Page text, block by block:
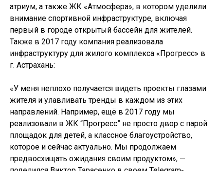
атриум, а также ЖК «Атмосфера», в котором уделили
внимание спортивной инфраструктуре, включая
первый в городе открытый бассейн для жителей.
Также в 2017 году компания реализовала
инфраструктуру для жилого комплекса «Прогресс» в
г. Астрахань:
«У меня неплохо получается видеть проекты глазами
жителя и улавливать тренды в каждом из этих
направлений. Например, ещё в 2017 году мы
реализовали в ЖК “Прогресс” не просто двор с парой
площадок для детей, а классное благоустройство,
которое и сейчас актуально. Мы продолжаем
предвосхищать ожидания своим продуктом», —